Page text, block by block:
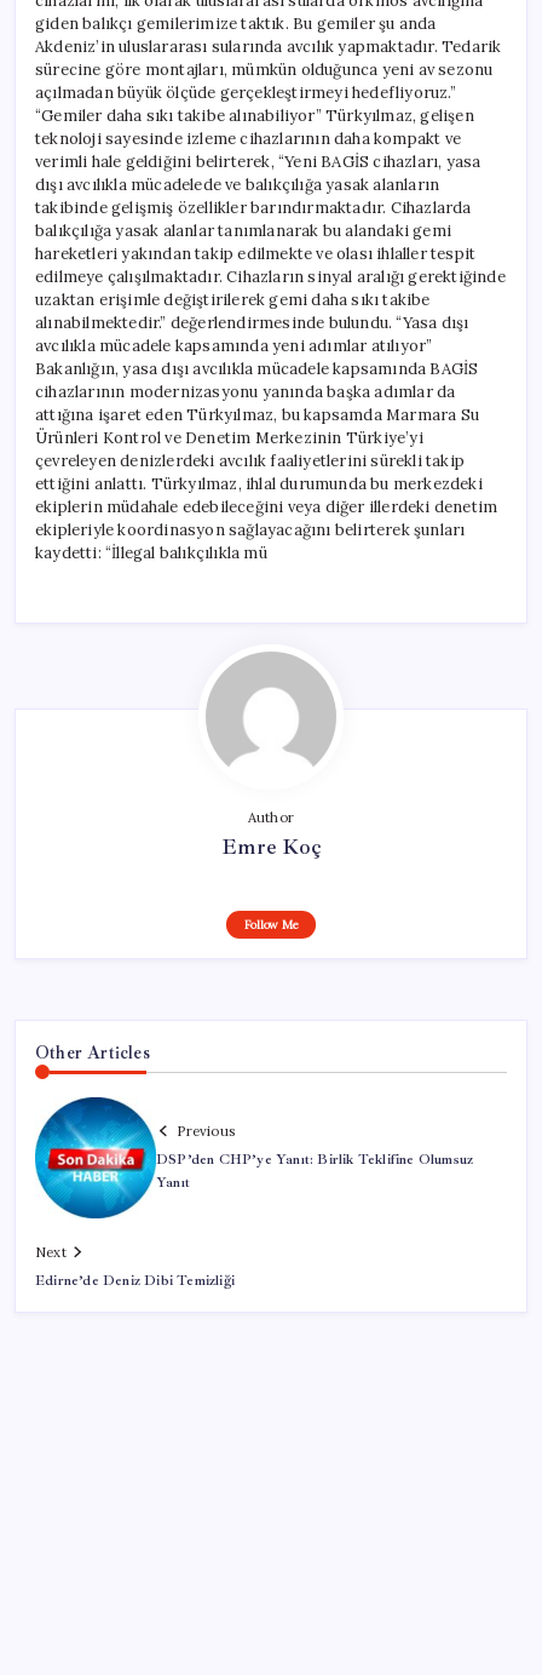
giden balıkçı gemilerimize taktık. Bu gemiler şu anda
Akdeniz’in uluslararası sularında avcılık yapmaktadır. Tedarik
sürecine göre montajları, mümkün olduğunca yeni av sezonu
açılmadan büyük ölçüde gerçekleştirmeyi hedefliyoruz.”
“Gemiler daha sıkı takibe alınabiliyor” Türkyılmaz, gelişen
teknoloji sayesinde izleme cihazlarının daha kompakt ve
verimli hale geldiğini belirterek, “Yeni BAGİS cihazları, yasa
dışı avcılıkla mücadelede ve balıkçılığa yasak alanların
takibinde gelişmiş özellikler barındırmaktadır. Cihazlarda
balıkçılığa yasak alanlar tanımlanarak bu alandaki gemi
hareketleri yakından takip edilmekte ve olası ihlaller tespit
edilmeye çalışılmaktadır. Cihazların sinyal aralığı gerektiğinde
uzaktan erişimle değiştirilerek gemi daha sıkı takibe
alınabilmektedir.” değerlendirmesinde bulundu. “Yasa dışı
avcılıkla mücadele kapsamında yeni adımlar atılıyor”
Bakanlığın, yasa dışı avcılıkla mücadele kapsamında BAGİS
cihazlarının modernizasyonu yanında başka adımlar da
attığına işaret eden Türkyılmaz, bu kapsamda Marmara Su
Ürünleri Kontrol ve Denetim Merkezinin Türkiye’yi
çevreleyen denizlerdeki avcılık faaliyetlerini sürekli takip
ettiğini anlattı. Türkyılmaz, ihlal durumunda bu merkezdeki
ekiplerin müdahale edebileceğini veya diğer illerdeki denetim
ekipleriyle koordinasyon sağlayacağını belirterek şunları
kaydetti: “İllegal balıkçılıkla mü
Author
Emre Koç
Follow Me
Other Articles
Previous
DSP’den CHP’ye Yanıt: Birlik Teklifine Olumsuz
Yanıt
Next
Edirne’de Deniz Dibi Temizliği